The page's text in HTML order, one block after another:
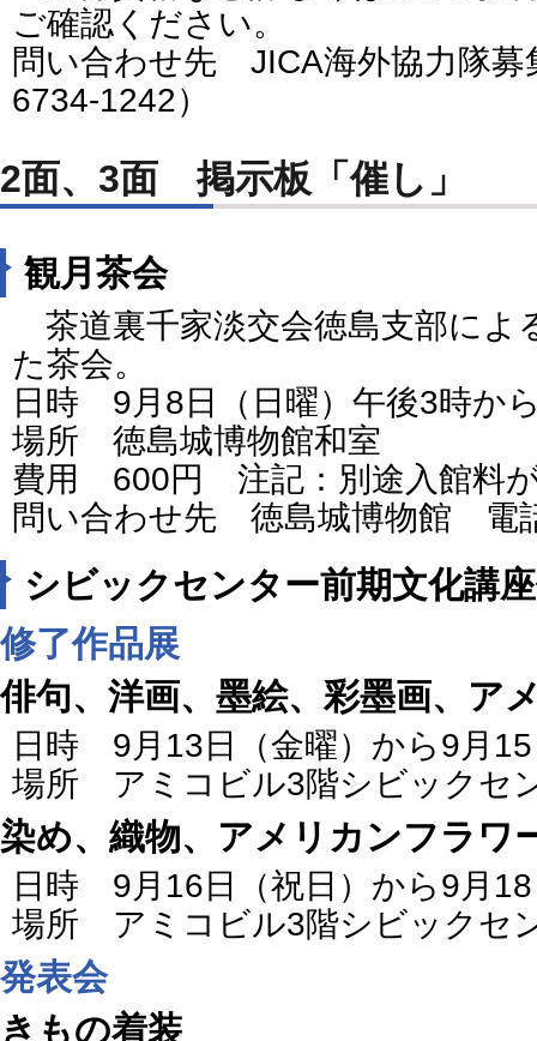
ご確認ください。
問い合わせ先 JICA海外協力隊募
6734-1242）
2面、3面 掲示板「催し」
観月茶会
茶道裏千家淡交会徳島支部によ
た茶会。
日時 9月8日（日曜）午後3時か
場所 徳島城博物館和室
費用 600円 注記：別途入館料
問い合わせ先 徳島城博物館 電
シビックセンター前期文化講
修了作品展
俳句、洋画、墨絵、彩墨画、ア
日時 9月13日（金曜）から9月
場所 アミコビル3階シビックセ
染め、織物、アメリカンフラワ
日時 9月16日（祝日）から9月
場所 アミコビル3階シビックセ
発表会
きもの着装